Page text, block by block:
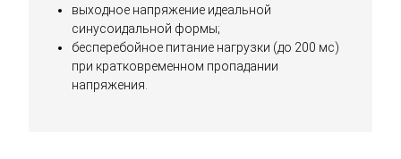
выходное напряжение идеальной
синусоидальной формы;
бесперебойное питание нагрузки (до 200 мс)
при кратковременном пропадании
напряжения.